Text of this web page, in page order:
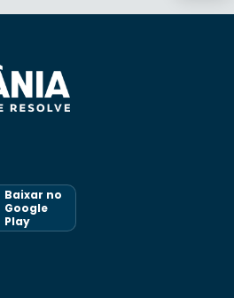
Baixar no
Google
Play